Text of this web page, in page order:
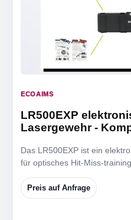
ECOAIMS
LR500EXP
Lasergewehr -
Das LR500EXP ist ein
für optisches Hit-Miss-training.
Preis auf Anfrage